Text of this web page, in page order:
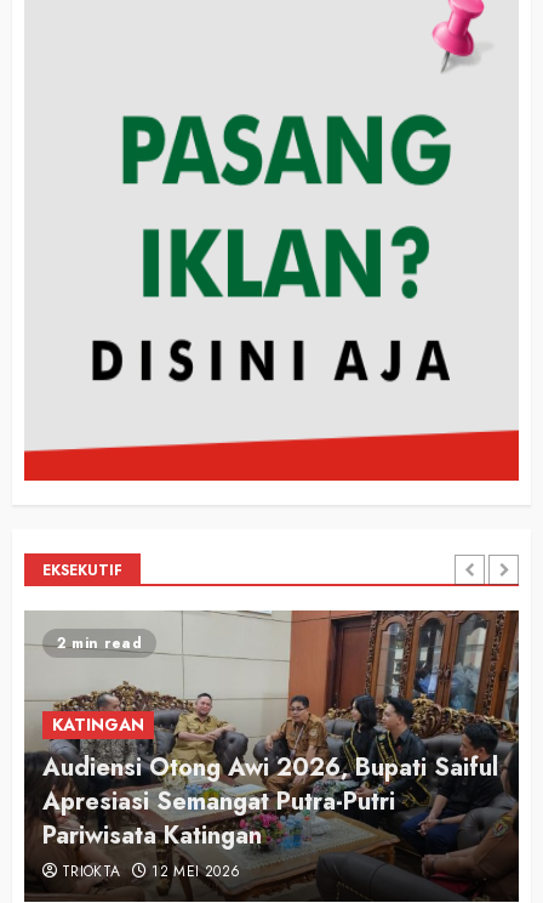
EKSEKUTIF
2 min read
KATINGAN
Audiensi Otong Awi 2026, Bupati Saiful
Apresiasi Semangat Putra-Putri
Pariwisata Katingan
TRIOKTA 12 MEI 2026